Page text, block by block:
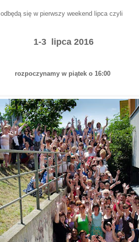
odbędą się w pierwszy weekend lipca czyli
1-3 lipca 2016
rozpoczynamy w piątek o 16:00